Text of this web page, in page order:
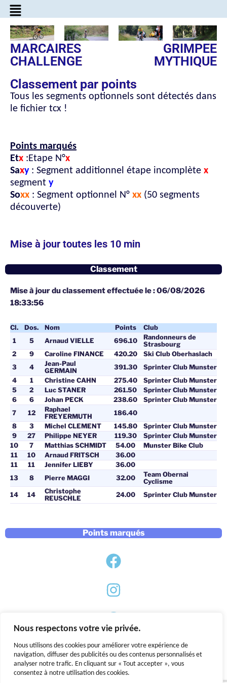
Nous respectons votre vie privée.
Nous utilisons des cookies pour améliorer votre expérience de
navigation, diffuser des publicités ou des contenus personnalisés et
analyser notre trafic. En cliquant sur « Tout accepter », vous
consentez à notre utilisation des cookies.
MARCAIRES
CHALLENGE
GRIMPEE
MYTHIQUE
Classement par points
Tous les segments optionnels sont détectés dans
le fichier tcx !
Points marqués
Etx :Etape N°x
Saxy: Segment additionnel étape incomplète x
segment y
Soxx : Segment optionnel N° xx (50 segments
découverte)
Mise à jour toutes les 10 min
Classement
Points marqués
Mise à jour du classement effectuée le : 06/08/2026
18:33:56
Cl. Dos. Nom Points
Club
1
5 Arnaud VIELLE 696.10
Randonneurs de
Strasbourg
2
9 Caroline FINANCE 420.20
Ski Club Oberhaslach
3
4
Jean-Paul
GERMAIN
391.30
Sprinter Club Munster
4
1 Christine CAHN 275.40
Sprinter Club Munster
5
2 Luc STANER 261.50
Sprinter Club Munster
6
6 Johan PECK 238.60
Sprinter Club Munster
7
12
Raphael
FREYERMUTH
186.40
8
3 Michel CLEMENT 145.80
Sprinter Club Munster
9
27 Philippe NEYER 119.30
Sprinter Club Munster
10
7 Matthias SCHMIDT 54.00
Munster Bike Club
11
10 Arnaud FRITSCH
36.00
11
11 Jennifer LIEBY
36.00
13
8 Pierre MAGGI 32.00
Team Obernai
Cyclisme
14
14
Christophe
REUSCHLE
24.00 Sprinter Club Munster
Mentions légales|Politique de confidentialité